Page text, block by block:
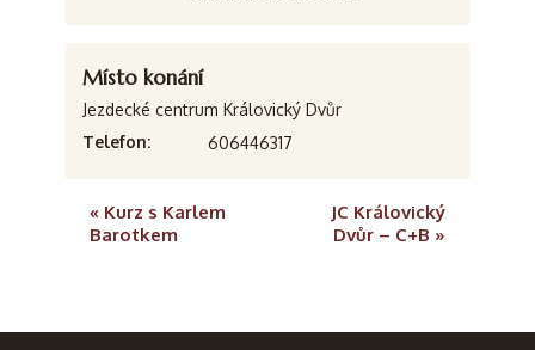
Místo konání
Jezdecké centrum Královický Dvůr
Telefon:
606446317
« Kurz s Karlem
Barotkem
JC Královický
Dvůr – C+B »